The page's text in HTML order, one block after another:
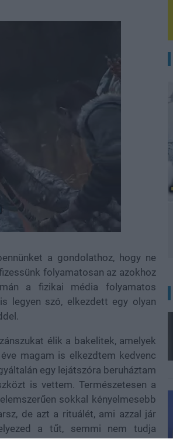
a gondolathoz, hogy ne
folyamatosan az azokhoz
a fizikai média folyamatos
legyen szó, elkezdett egy olyan
élik a bakelitek, amelyek
magam is elkezdtem kedvenc
egy lejátszóra beruháztam
is vettem. Természetesen a
sokkal kényelmesebb
de azt a rituálét, ami azzal jár
a tűt, semmi nem tudja